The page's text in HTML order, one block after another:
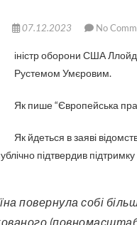
07.12.2023 No
Рустемом Умєровим.
Як пише “Європейська
Як йдеться в заяві
підтвердив